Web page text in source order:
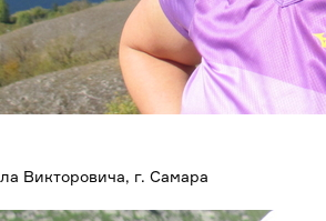
Викторовича, г. Самара